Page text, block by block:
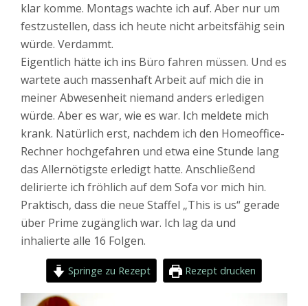
klar komme. Montags wachte ich auf. Aber nur um
festzustellen, dass ich heute nicht arbeitsfähig sein
würde. Verdammt.
Eigentlich hätte ich ins Büro fahren müssen. Und es
wartete auch massenhaft Arbeit auf mich die in
meiner Abwesenheit niemand anders erledigen
würde. Aber es war, wie es war. Ich meldete mich
krank. Natürlich erst, nachdem ich den Homeoffice-
Rechner hochgefahren und etwa eine Stunde lang
das Allernötigste erledigt hatte. Anschließend
delirierte ich fröhlich auf dem Sofa vor mich hin.
Praktisch, dass die neue Staffel „This is us“ gerade
über Prime zugänglich war. Ich lag da und
inhalierte alle 16 Folgen.
Springe zu Rezept Rezept drucken